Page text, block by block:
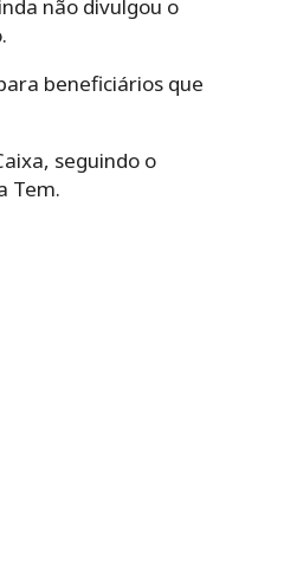
não divulgou o
beneficiários que
seguindo o
Tem.